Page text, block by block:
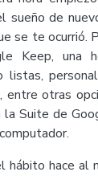
sueño de
se te ocurrió.
Keep, una
entre otras
Suite de
hábito hace al